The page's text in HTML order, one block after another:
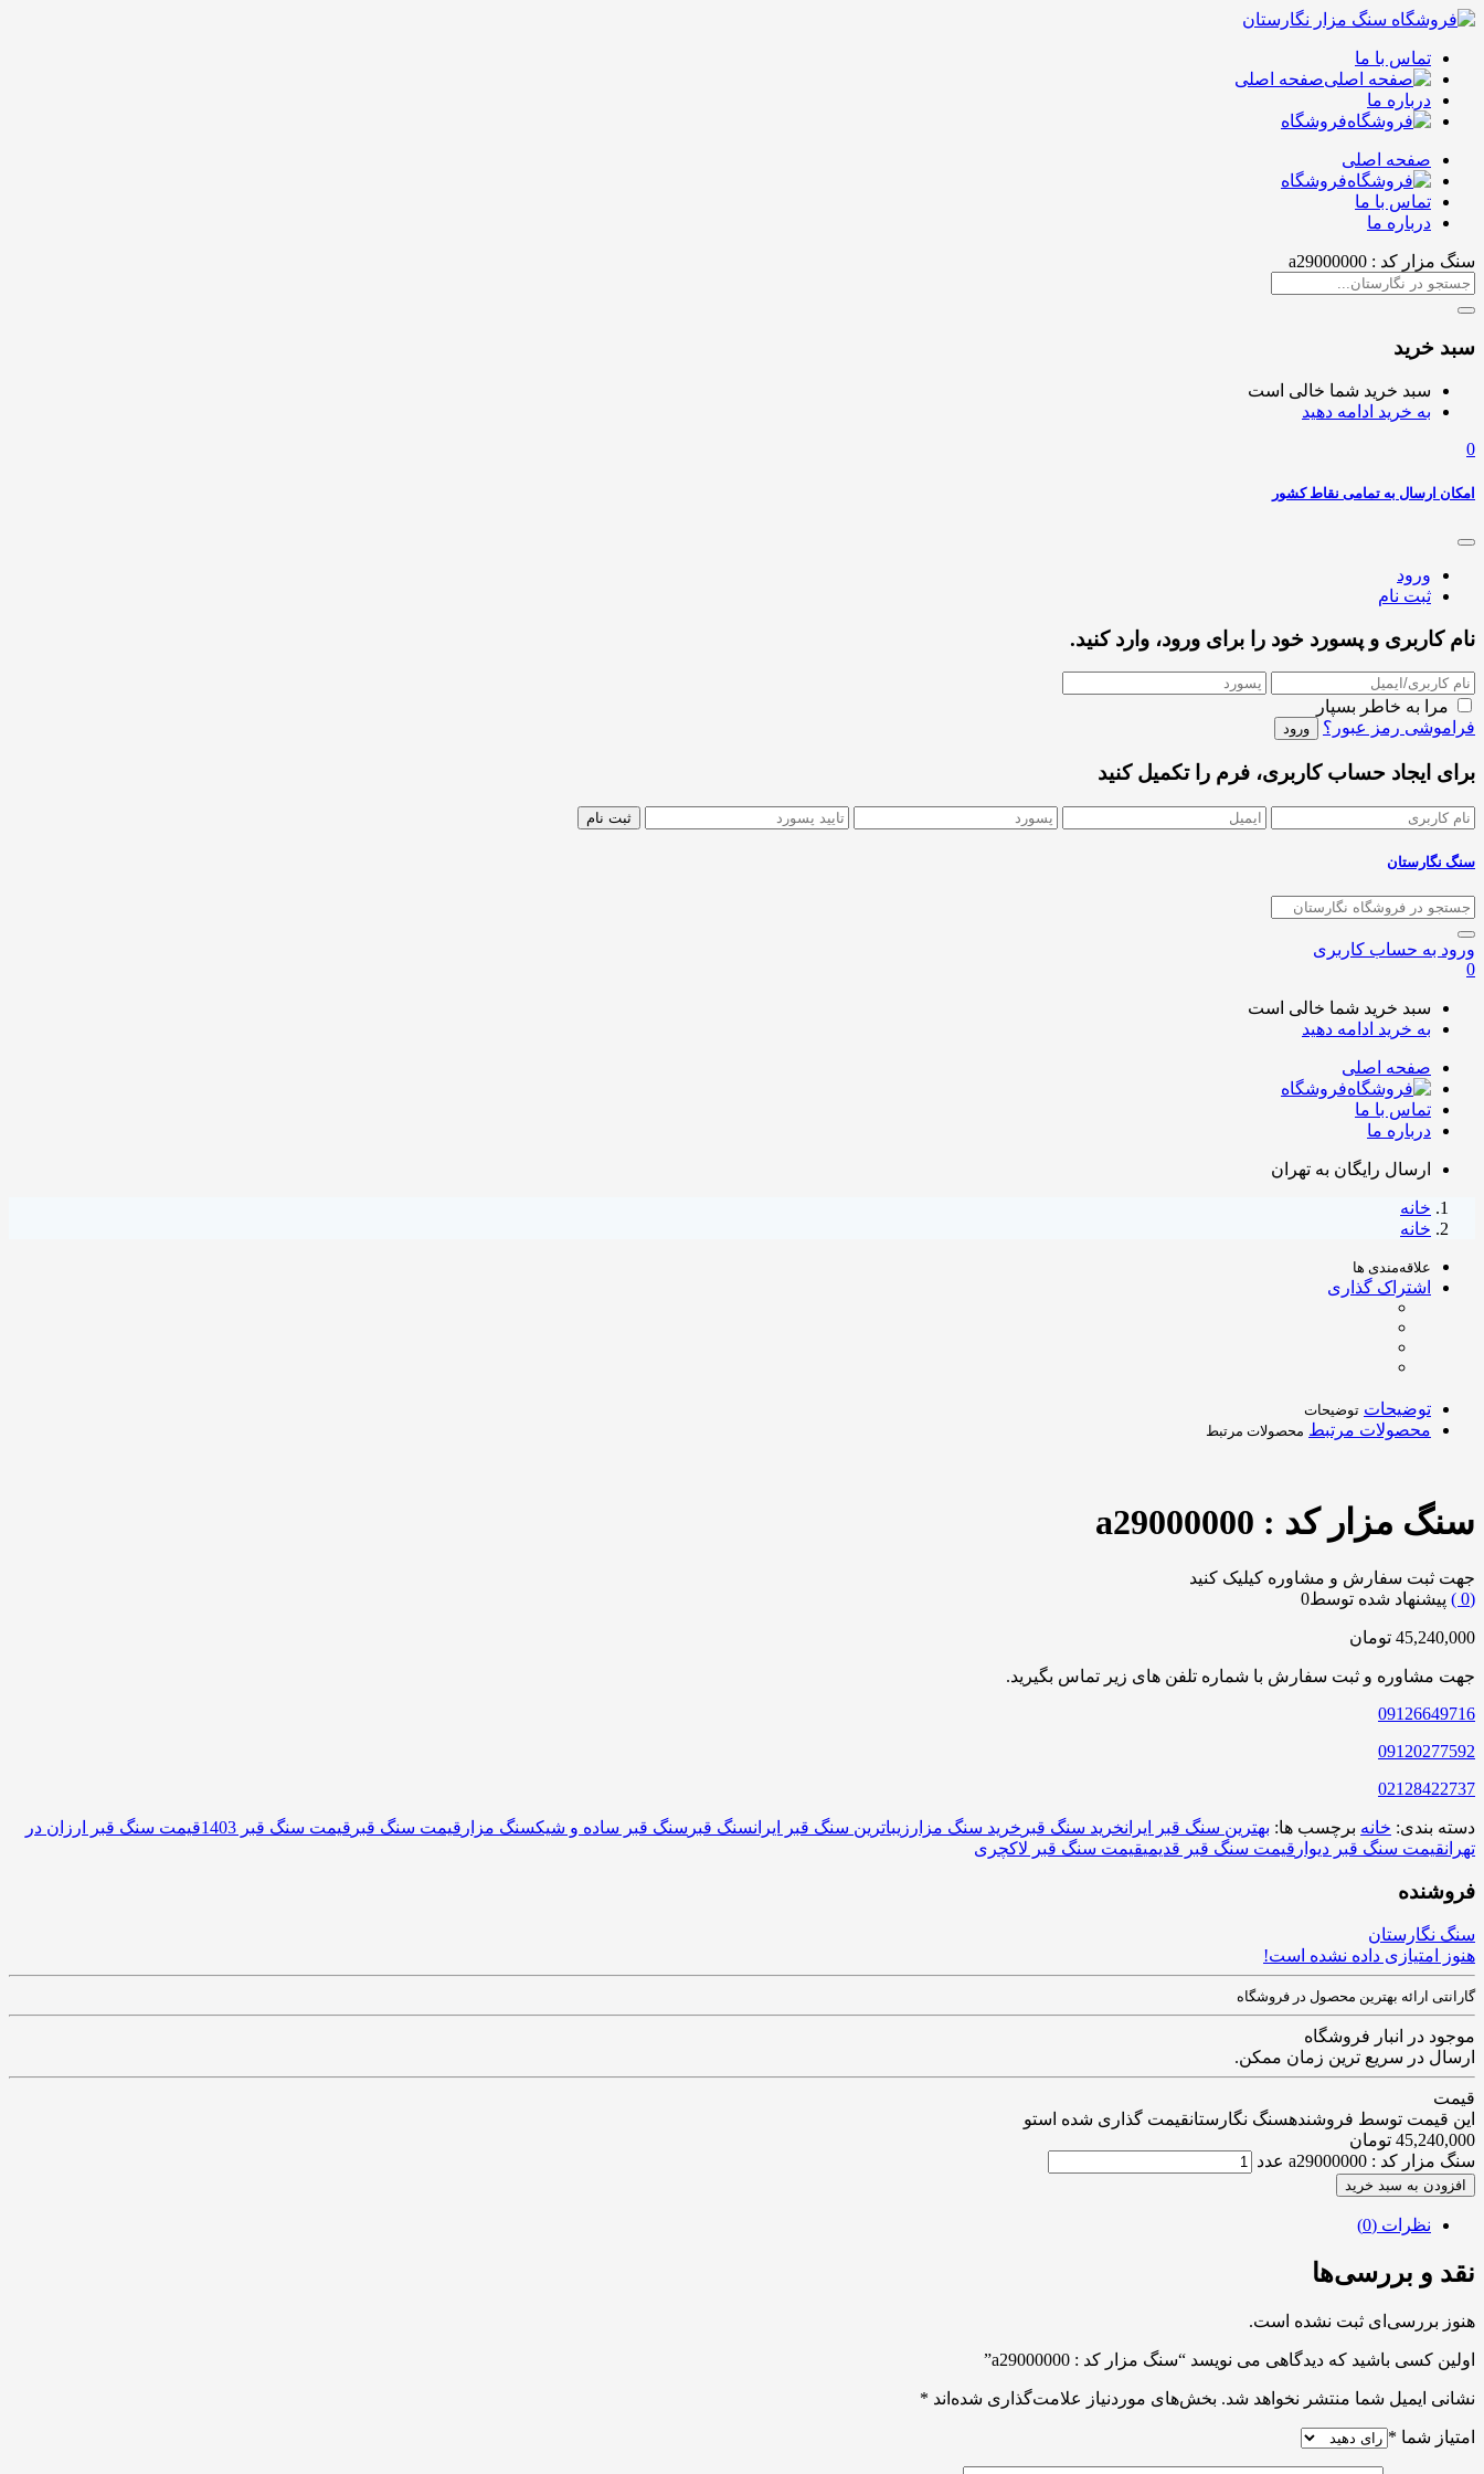
تماس با ما
صفحه اصلی
درباره ما
فروشگاه
صفحه اصلی
فروشگاه
تماس با ما
درباره ما
سنگ مزار کد : a29000000
سبد خرید
سبد خرید شما خالی است
به خرید ادامه دهید
0
امکان ارسال به تمامی نقاط کشور
ورود
ثبت نام
نام کاربری و پسورد خود را برای ورود، وارد کنید.
مرا به خاطر بسپار
فراموشی رمز عبور؟
برای ایجاد حساب کاربری، فرم را تکمیل کنید
سنگ نگارستان
ورود به حساب کاربری
0
سبد خرید شما خالی است
به خرید ادامه دهید
صفحه اصلی
فروشگاه
تماس با ما
درباره ما
ارسال رایگان به تهران
خانه
خانه
علاقه‌مندی ها
اشتراک گذاری
توضیحات توضیحات
محصولات مرتبط محصولات مرتبط
سنگ مزار کد : a29000000
جهت ثبت سفارش و مشاوره کیلیک کنید
0
) پیشنهاد شده توسط0
45,240,000 تومان
جهت مشاوره و ثبت سفارش با شماره تلفن های زیر تماس بگیرید.
09126649716
09120277592
02128422737
دسته بندی: خانه برچسب ها: بهترین سنگ قبر ایرانخرید سنگ قبر خرید سنگ مزار زیباترین سنگ قبر ایرانسنگ قبر سنگ قبر ساده و شیکسنگ مزار قیمت سنگ قبر قیمت سنگ قبر 1403
قیمت سنگ قبر ارزان در
تهرانقیمت سنگ قبر دیوار قیمت سنگ قبر قدیمیقیمت سنگ قبر لاکچری
فروشنده
سنگ نگارستان
هنوز امتیازی داده نشده است!
گارانتی ارائه بهترین محصول در فروشگاه
موجود در انبار فروشگاه
ارسال در سریع ترین زمان ممکن.
قیمت
این قیمت توسط فروشندهسنگ نگارستانقیمت گذاری شده استو
45,240,000 تومان
سنگ مزار کد : a29000000 عدد
افزودن به سبد خرید
نظرات (0)
نقد و بررسی‌ها
هنوز بررسی‌ای ثبت نشده است.
اولین کسی باشید که دیدگاهی می نویسد “سنگ مزار کد : a29000000”
نشانی ایمیل شما منتشر نخواهد شد. بخش‌های موردنیاز علامت‌گذاری شده‌اند *
امتیاز شما *